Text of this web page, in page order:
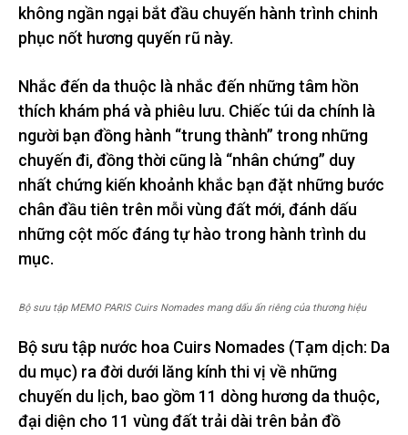
không ngần ngại bắt đầu chuyến hành trình chinh
phục nốt hương quyến rũ này.
Nhắc đến da thuộc là nhắc đến những tâm hồn
thích khám phá và phiêu lưu. Chiếc túi da chính là
người bạn đồng hành “trung thành” trong những
chuyến đi, đồng thời cũng là “nhân chứng” duy
nhất chứng kiến khoảnh khắc bạn đặt những bước
chân đầu tiên trên mỗi vùng đất mới, đánh dấu
những cột mốc đáng tự hào trong hành trình du
mục.
Bộ sưu tập MEMO PARIS Cuirs Nomades mang dấu ấn riêng của thương hiệu
Bộ sưu tập nước hoa Cuirs Nomades (Tạm dịch: Da
du mục) ra đời dưới lăng kính thi vị về những
chuyến du lịch, bao gồm 11 dòng hương da thuộc,
đại diện cho 11 vùng đất trải dài trên bản đồ